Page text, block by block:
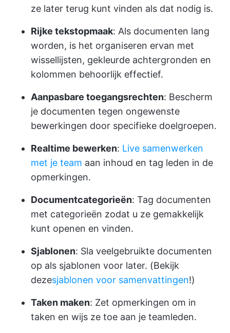
ze later terug kunt vinden als dat nodig is.
Rijke tekstopmaak: Als documenten lang
worden, is het organiseren ervan met
wissellijsten, gekleurde achtergronden en
kolommen behoorlijk effectief.
Aanpasbare toegangsrechten: Bescherm
je documenten tegen ongewenste
bewerkingen door specifieke doelgroepen.
Realtime bewerken: Live samenwerken
met je team aan inhoud en tag leden in de
opmerkingen.
Documentcategorieën: Tag documenten
met categorieën zodat u ze gemakkelijk
kunt openen en vinden.
Sjablonen: Sla veelgebruikte documenten
op als sjablonen voor later. (Bekijk
dezesjablonen voor samenvattingen!)
Taken maken: Zet opmerkingen om in
taken en wijs ze toe aan je teamleden.